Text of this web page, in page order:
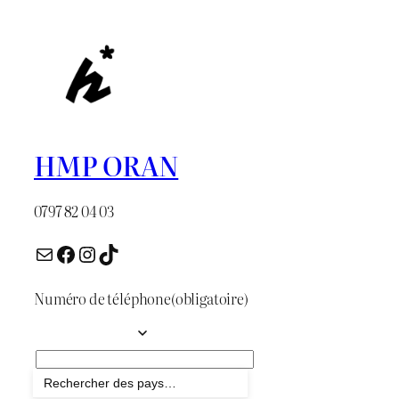
HMP ORAN
0797 82 04 03
E-mail Facebook InstagramTikTok
Numéro de téléphone(obligatoire)
Envoyer